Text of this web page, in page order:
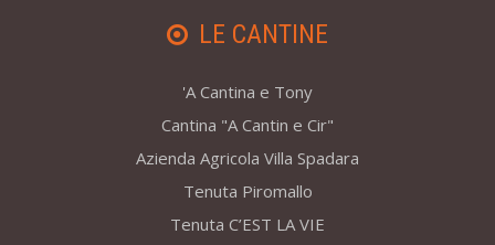
LE CANTINE
'A Cantina e Tony
Cantina "A Cantin e Cir"
Azienda Agricola Villa Spadara
Tenuta Piromallo
Tenuta C’EST LA VIE